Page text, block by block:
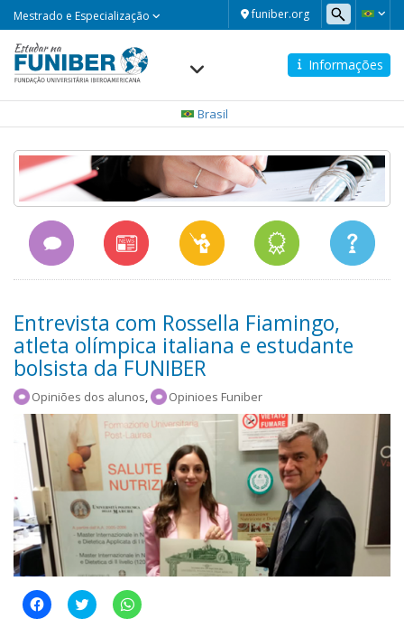
funiber.org
Mestrado e Especialização
Informações
Brasil
Entrevista com Rossella Fiamingo,
atleta olímpica italiana e estudante
bolsista da FUNIBER
Opiniões dos alunos, Opinioes Funiber
C
l
C
l
C
l